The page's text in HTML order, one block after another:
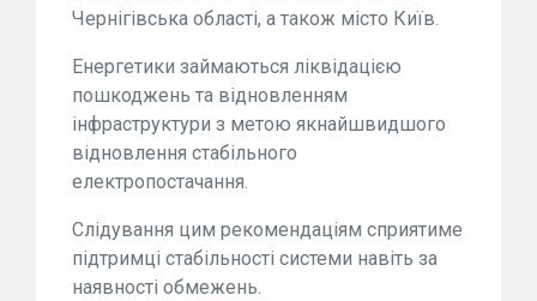
Чернігівська області, а також місто Київ.
Енергетики займаються ліквідацією
пошкоджень та відновленням
інфраструктури з метою якнайшвидшого
відновлення стабільного
електропостачання.
Слідування цим рекомендаціям сприятиме
підтримці стабільності системи навіть за
наявності обмежень.